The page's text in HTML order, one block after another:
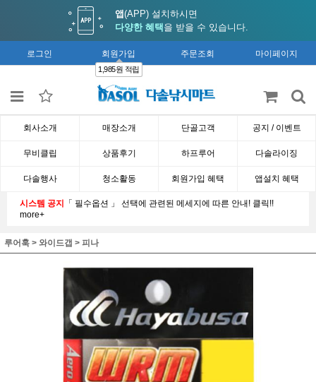
앱(APP) 설치하시면
다양한 혜택 을 받을 수 있습니다.
로그인 회원가입
1,985원 적립
주문조회 마이페이지
회사소개 매장소개 단골고객 공지 / 이벤트
무비클립 상품후기 하프루어 다솔라이징
다솔행사 청소활동 회원가입 혜택 앱설치 혜택
시스템 공지 「 필수옵션 」 선택에 관련된 메세지에 따른 안내! 클릭!!
more+
루어훅 > 와이드갭 > 피나